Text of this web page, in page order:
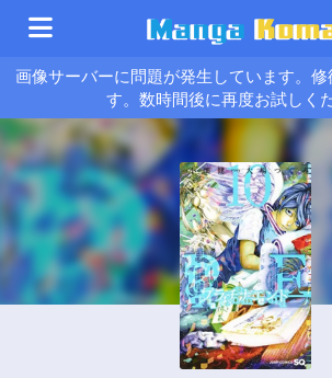
画像サーバーに問題が発生しています。
す。数時間後に再度お試しく